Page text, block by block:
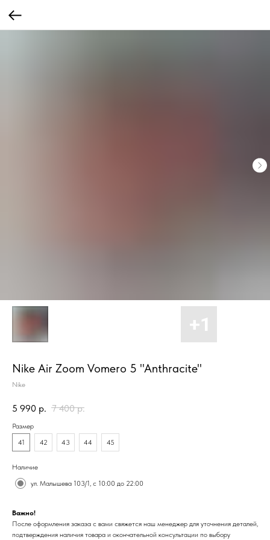
Nike Air Zoom Vomero 5 "Anthracite"
Nike
5 990 р. 7 400 р.
Размер
41
42 43 44 45
Наличие
ул. Малышева 103/1, с 10:00 до 22:00
Важно!
После оформления заказа с вами свяжется наш менеджер для уточнения деталей,
подтверждения наличия товара и окончательной консультации по выбору